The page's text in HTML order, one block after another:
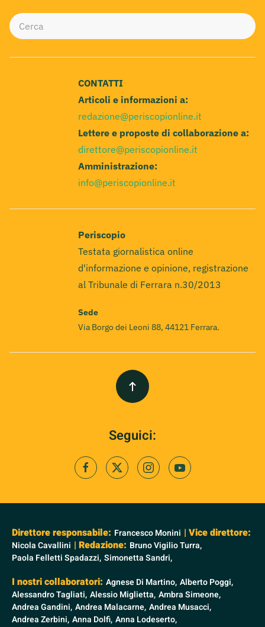
CONTATTI
Articoli e informazioni a:
redazione@periscopionline.it
Lettere e proposte di collaborazione a:
direttore@periscopionline.it
Amministrazione:
info@periscopionline.it
Periscopio
Testata giornalistica online
d'informazione e opinione, registrazione
al Tribunale di Ferrara n.30/2013
Sede
Via Borgo dei Leoni 88, 44121 Ferrara.
Seguici:
Direttore responsabile: Francesco Monini | Vice direttore:
Nicola Cavallini | Redazione: Bruno Vigilio Turra,
Paola Felletti Spadazzi, Simonetta Sandri,
I nostri collaboratori: Agnese Di Martino, Alberto Poggi,
Alessandro Tagliati, Alessio Miglietta, Ambra Simeone,
Andrea Gandini, Andrea Malacarne, Andrea Musacci,
Andrea Zerbini, Anna Dolfi, Anna Lodeserto,